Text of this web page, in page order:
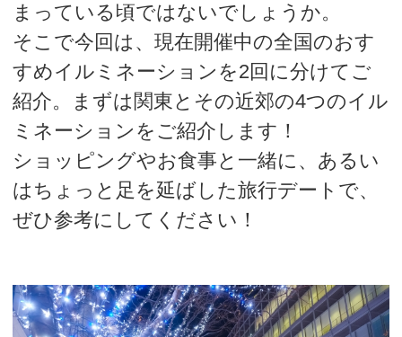
まっている頃ではないでしょうか。
そこで今回は、現在開催中の全国のおす
すめイルミネーションを2回に分けてご
紹介。まずは関東とその近郊の4つのイル
ミネーションをご紹介します！
ショッピングやお食事と一緒に、あるい
はちょっと足を延ばした旅行デートで、
ぜひ参考にしてください！